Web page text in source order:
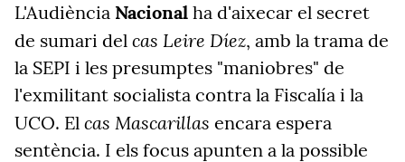
L'Audiència Nacional ha d'aixecar el secret
de sumari del cas Leire Díez, amb la trama de
la SEPI i les presumptes "maniobres" de
l'exmilitant socialista contra la Fiscalía i la
UCO. El cas Mascarillas encara espera
sentència. I els focus apunten a la possible